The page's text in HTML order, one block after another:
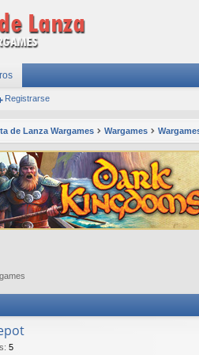
Registrarse
de Lanza Wargames Wargames
: 5